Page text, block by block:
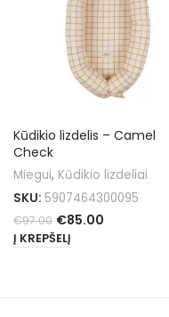
Kūdikio lizdelis – Camel
Check
Miegui, Kūdikio lizdeliai
SKU: 5907464300095
€97.00 €85.00
Į KREPŠELĮ